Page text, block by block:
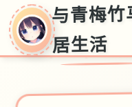
与青梅
居生活